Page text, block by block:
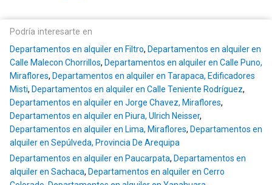
Podría interesarte en
Departamentos en alquiler en Filtro, Departamentos en alquiler en
Calle Malecon Chorrillos, Departamentos en alquiler en Calle Puno,
Miraflores, Departamentos en alquiler en Tarapaca, Edificadores
Misti, Departamentos en alquiler en Calle Teniente Rodríguez,
Departamentos en alquiler en Jorge Chavez, Miraflores,
Departamentos en alquiler en Piura, Ulrich Neisser,
Departamentos en alquiler en Lima, Miraflores, Departamentos en
alquiler en Sepúlveda, Provincia De Arequipa
Departamentos en alquiler en Paucarpata, Departamentos en
alquiler en Sachaca, Departamentos en alquiler en Cerro